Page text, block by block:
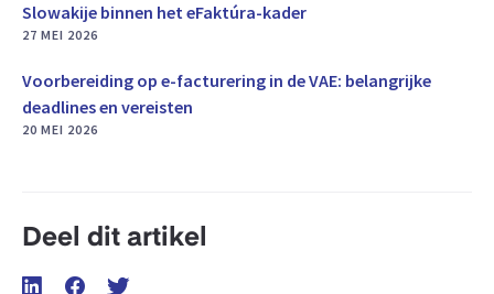
Slowakije binnen het eFaktúra-kader
27 MEI 2026
Voorbereiding op e-facturering in de VAE: belangrijke
deadlines en vereisten
20 MEI 2026
Deel dit artikel